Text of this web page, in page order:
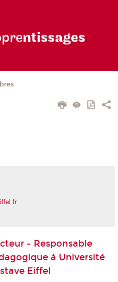
ntissages
- Responsable
à Université
Eiffel